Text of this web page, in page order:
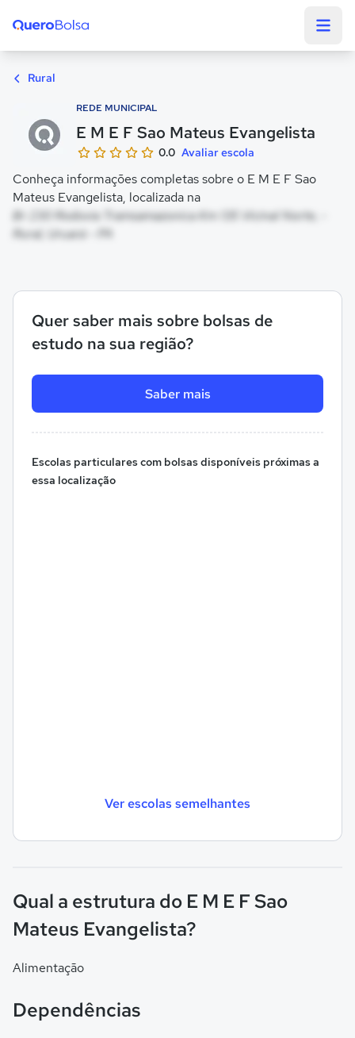
Rural
REDE MUNICIPAL
E M E F Sao Mateus Evangelista
0.0 Avaliar escola
Conheça informações completas sobre o E M E F Sao
Mateus Evangelista, localizada na
Br 230 Rodovia Tramsamazonica Km 135 Vicinal Norte, -
Rural, Uruará - PA
Quer saber mais sobre bolsas de
estudo na sua região?
Saber mais
Escolas particulares com bolsas disponíveis próximas a
essa localização
Ver escolas semelhantes
Qual a estrutura do E M E F Sao
Mateus Evangelista?
Alimentação
Dependências